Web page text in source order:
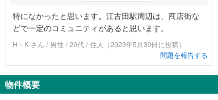
特になかったと思います。江古田駅周辺は、商店街な
どで一定のコミュニティがあると思います。
H・K さん / 男性 / 20代 / 住人（2023年5月30日に投稿）
問題を報告する
物件概要